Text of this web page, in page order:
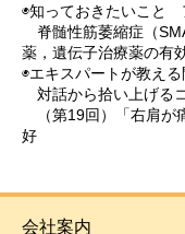
◉知っておきたいこと
脊髄性筋萎縮症（
薬，遺伝子治療薬の
◉エキスパートが教え
対話から拾い上げる
（第19回）「右肩が
好
会社案内